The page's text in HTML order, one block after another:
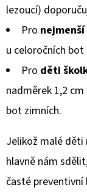
lezoucí)
Pro
u celoročních
Pro děti
nadměrek 1,2
bot zimních.
Jelikož malé děti
hlavně nám
časté